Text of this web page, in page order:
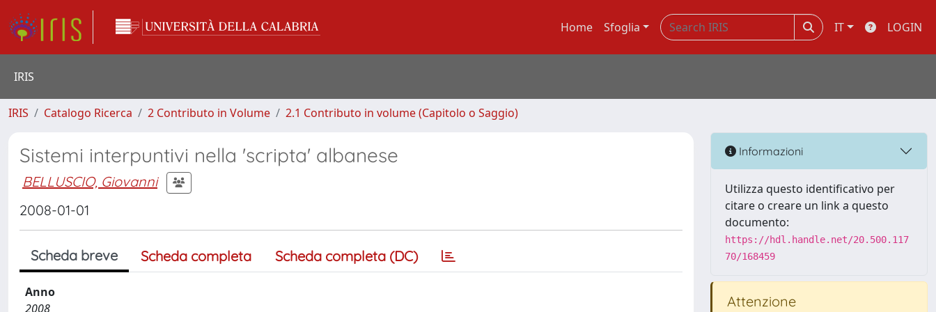
Home Sfoglia IT LOGIN
IRIS
IRIS Catalogo Ricerca 2 Contributo in Volume 2.1 Contributo in volume (Capitolo o Saggio)
Sistemi interpuntivi nella 'scripta' albanese
BELLUSCIO, Giovanni
2008-01-01
Scheda breve Scheda completa Scheda completa (DC)
Anno
2008
Informazioni
Utilizza questo identificativo per
citare o creare un link a questo
documento:
https://hdl.handle.net/20.500.117
70/168459
Attenzione